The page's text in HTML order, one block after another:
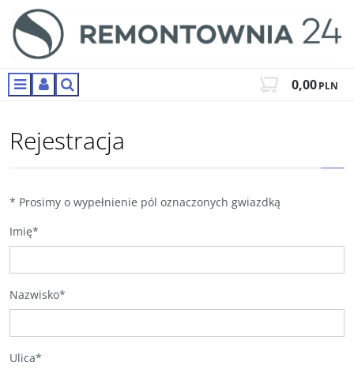
MenuPanelSzukaj 0,00PLN
Rejestracja
* Prosimy o wypełnienie pól oznaczonych gwiazdką
Imię*
Nazwisko*
Ulica*